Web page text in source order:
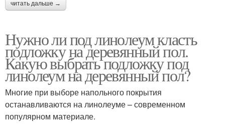
читать дальше →
Нужно ли под линолеум класть
подложку на деревянный пол.
Какую выбрать подложку под
линолеум на деревянный пол?
Многие при выборе напольного покрытия
останавливаются на линолеуме – современном
популярном материале.